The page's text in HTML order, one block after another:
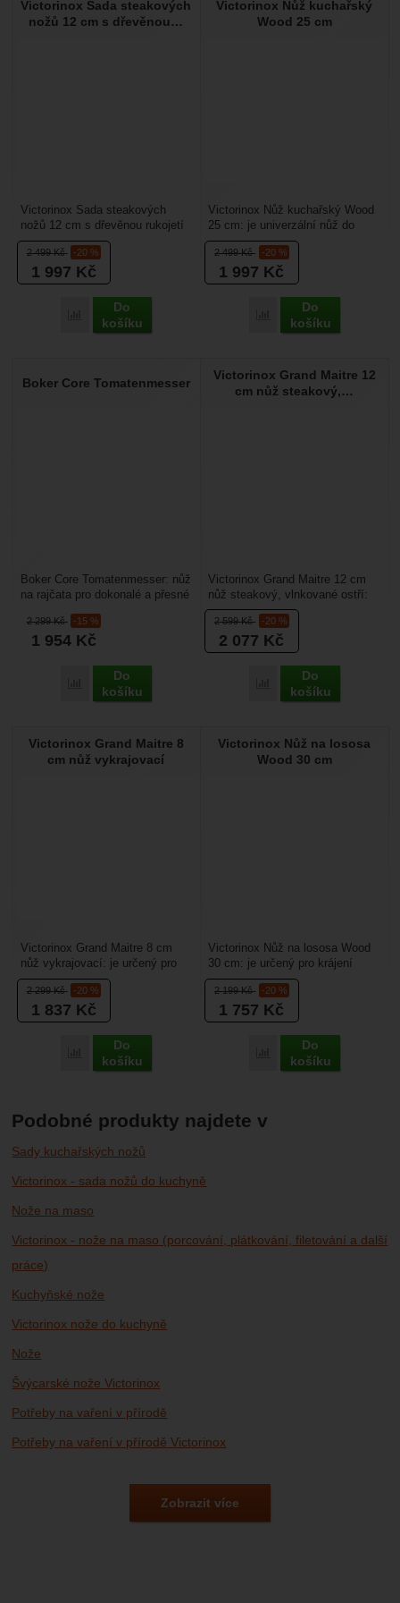
Nebyla přidána žádná recenze.
Victorinox Sada steakových
nožů 12 cm s dřevěnou…
2 499Kč -20 %
1 997 Kč
Porovnat
Do
košíku
Victorinox Sada steakových
nožů 12 cm s dřevěnou rukojetí
2 ks rovné ostří: nože na krájení
steaku s...
Victorinox Nůž kuchařský
Wood 25 cm
2 499Kč -20 %
1 997 Kč
Porovnat
Do
košíku
Victorinox Nůž kuchařský Wood
25 cm: je univerzální nůž do
kuchyně určený pro řezání
čhokoliv co je na...
Boker Core Tomatenmesser
2 299Kč -15 %
1 954 Kč
Porovnat
Do
košíku
Boker Core Tomatenmesser: nůž
na rajčata pro dokonalé a přesné
měkkým ovocem...
Victorinox Grand Maitre 12
cm nůž steakový,…
2 599Kč -20 %
2 077 Kč
Porovnat
Do
košíku
Victorinox Grand Maitre 12 cm
nůž steakový, vlnkované ostří:
je určený pro porcování steaků.
Délka čepele...
Victorinox Grand Maitre 8
cm nůž vykrajovací
2 299Kč -20 %
1 837 Kč
Porovnat
Do
košíku
Victorinox Grand Maitre 8 cm
nůž vykrajovací: je určený pro
vykrajování ovoce a zeleniny.
Délka čepele...
Victorinox Nůž na lososa
Wood 30 cm
2 199Kč -20 %
1 757 Kč
Porovnat
Do
košíku
Victorinox Nůž na lososa Wood
30 cm: je určený pro krájení
lososa na tenké plátky. Délka
čepele je 30...
Podobné produkty najdete v
Sady kuchařských nožů
Victorinox - sada nožů do kuchyně
Nože na maso
Victorinox - nože na maso (porcování, plátkování, filetování a další
práce)
Kuchyňské nože
Victorinox nože do kuchyně
Nože
Švýcarské nože Victorinox
Potřeby na vaření v přírodě
Potřeby na vaření v přírodě Victorinox
Zobrazit více